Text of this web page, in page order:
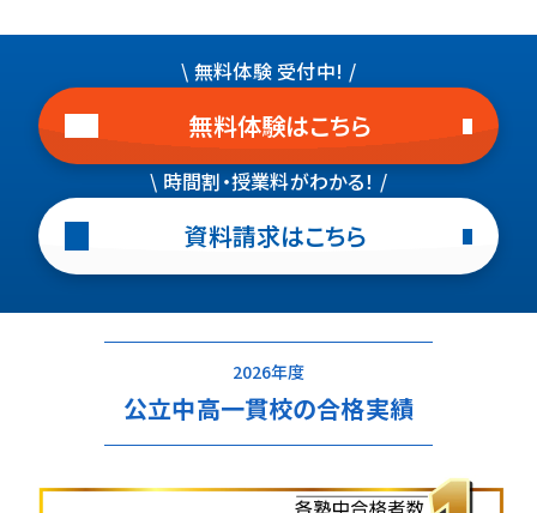
早慶附属高校への進学は、実は「高校受験」が王道
特長です。湘南ゼミナールでは、小学生のうちから
週2回・夕方の通塾で、早慶附属高合格に向けた効
率的なカリキュラムを提供しています。中学受験よ
りも親御様の負担が少なく、大学受験よりも穏やか
な競争の中で、早慶大への道を目指せるこのコー
湘南ゼミナールは、サイフロ附属中の合格者数が
10年連続全塾No.1※。 公立中高一貫校にこれまで
多数の合格者を輩出してきた合格ノウハウを元に、
公立中高一貫校受検に特化した専門の講師が指導
※ 自社調べ。2026年度合格実績より
2 受検に必要な「思考力」や「読解力」を
伸ばす
講師１人に生徒さん２人まで
ら先取り学習までご希望に応じて指導します。
受験に強い湘南ゼミナールの講師が自慢の指導力
でお子様を志望校合格まで導きます。
\ 無料体験 受付中! /
無料体験はこちら
\ 時間割・授業料がわかる！ /
資料請求はこちら
2026年度
公立中高一貫校の合格実績